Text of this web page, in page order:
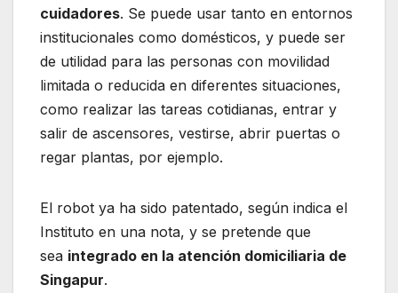
cuidadores. Se puede usar tanto en entornos
institucionales como domésticos, y puede ser
de utilidad para las personas con movilidad
limitada o reducida en diferentes situaciones,
como realizar las tareas cotidianas, entrar y
salir de ascensores, vestirse, abrir puertas o
regar plantas, por ejemplo.
El robot ya ha sido patentado, según indica el
Instituto en una nota, y se pretende que
sea integrado en la atención domiciliaria de
Singapur.